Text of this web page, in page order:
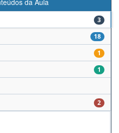
da Aula
3
18
1
1
2